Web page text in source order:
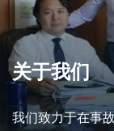
关于我们
我们致力于在事